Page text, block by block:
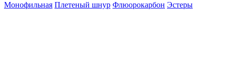
Монофильная Плетеный шнур Флюорокарбон Эстеры